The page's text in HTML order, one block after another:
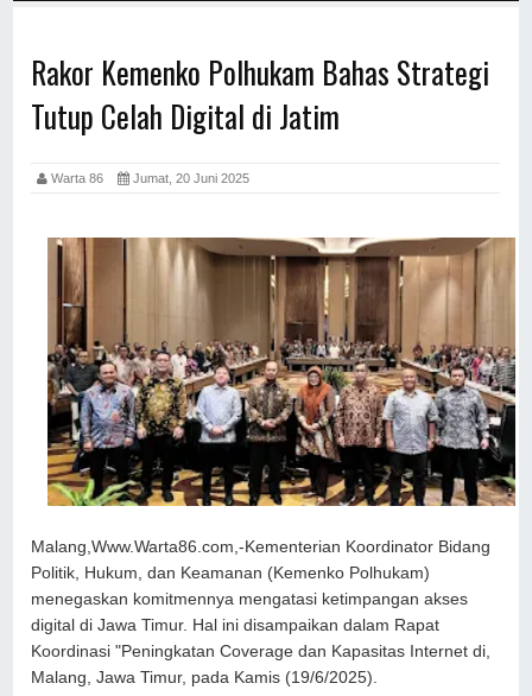
Rakor Kemenko Polhukam Bahas Strategi
Tutup Celah Digital di Jatim
Warta 86 Jumat, 20 Juni 2025
Malang,Www.Warta86.com,-Kementerian Koordinator Bidang
Politik, Hukum, dan Keamanan (Kemenko Polhukam)
menegaskan komitmennya mengatasi ketimpangan akses
digital di Jawa Timur. Hal ini disampaikan dalam Rapat
Koordinasi "Peningkatan Coverage dan Kapasitas Internet di,
Malang, Jawa Timur, pada Kamis (19/6/2025).